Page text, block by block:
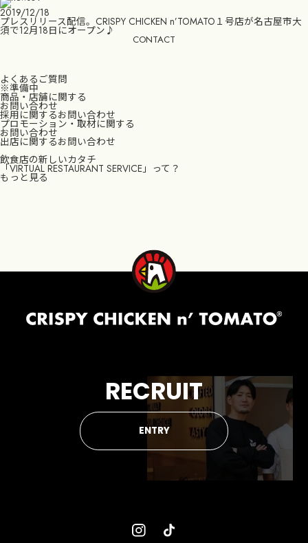
2019/12/18
プレスリリース配信。CRISPY CHICKEN n’TOMATO１号店が名古屋市大
須で12月18日にオープン♪
CONTACT
よくあるご質問
※準備中
商品・店舗に関する
お問い合わせ
採用に関するお問い合わせ
プロモーション・取材に関する
お問い合わせ
出店に関するお問い合わせ
飲食店の新しいカタチ
「VIRTUAL RESTAURANT SERVICE」って？
もっと見る
RECRUIT
ENTRY